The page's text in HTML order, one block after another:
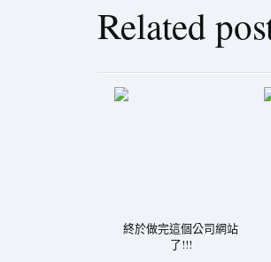
Related
終於做完這個公司網站
了!!!